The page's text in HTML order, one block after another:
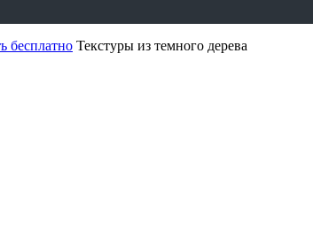
бесплатно Текстуры из темного дерева